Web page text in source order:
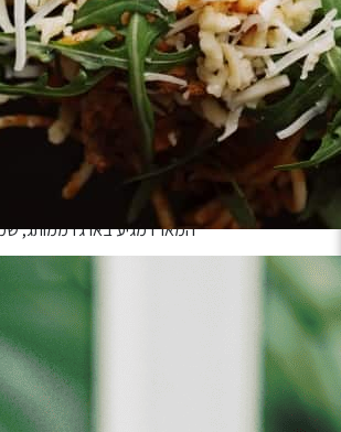
מיקס של 4 בירות בוטיק ישראליות – ״ביר בזאר״ / בירה הרצל / בירה מלצר / בירה רונן ועוד הפתעות משתנות 🙂
4 תחתיות בירה מטריפות מבית הג׳ירפה, כל אחת עם דמות ג׳ירפה היפסטרית שתעלה לכם חיוך על הפנים
פותחן בירה ממותג
שקית פקאן חלווה
שקית פיצוחי רביולי
שקית פיצוחי אגוזי לוז בציפוי
שקית סוכריות גומי מהסוג הכי
המארז מגיע בארגז ממותג,